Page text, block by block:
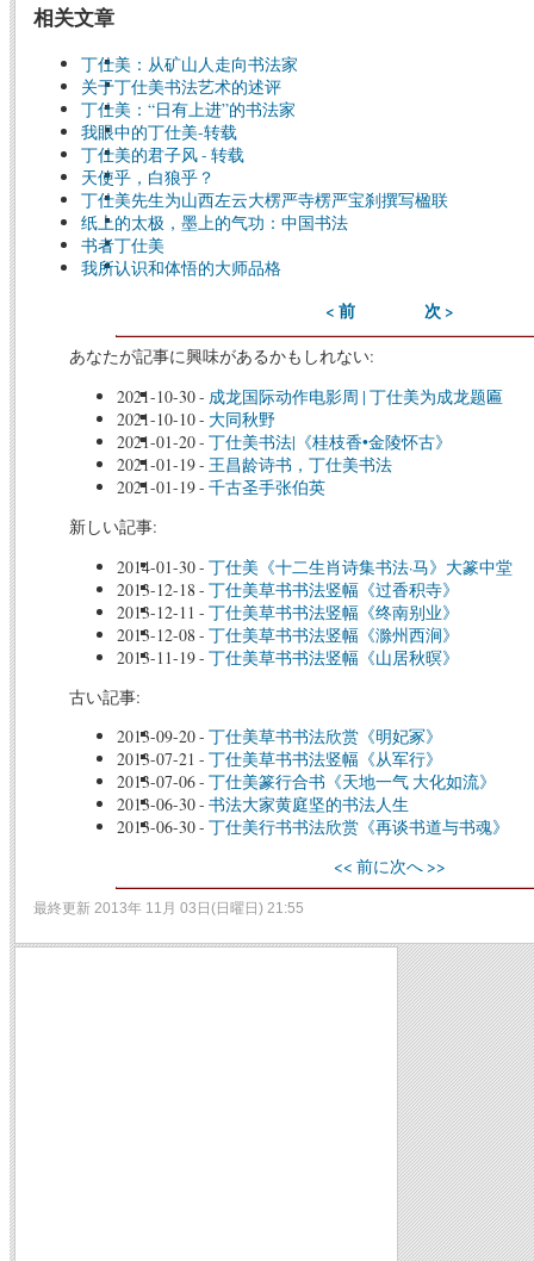
相关文章
丁仕美：从矿山人走向书法家
关于丁仕美书法艺术的述评
丁仕美：“日有上进”的书法家
我眼中的丁仕美-转载
丁仕美的君子风 - 转载
天使乎，白狼乎？
丁仕美先生为山西左云大楞严寺楞严宝刹撰写楹联
纸上的太极，墨上的气功：中国书法
书者丁仕美
我所认识和体悟的大师品格
< 前 次 >
あなたが記事に興味があるかもしれない:
2021-10-30- 成龙国际动作电影周 | 丁仕美为成龙题匾
2021-10-10- 大同秋野
2021-01-20- 丁仕美书法|《桂枝香•金陵怀古》
2021-01-19- 王昌龄诗书，丁仕美书法
2021-01-19- 千古圣手张伯英
新しい記事:
2014-01-30- 丁仕美《十二生肖诗集书法·马》大篆中堂
2013-12-18 - 丁仕美草书书法竖幅《过香积寺》
2013-12-11 - 丁仕美草书书法竖幅《终南别业》
2013-12-08 - 丁仕美草书书法竖幅《滁州西涧》
2013-11-19- 丁仕美草书书法竖幅《山居秋暝》
古い記事:
2013-09-20- 丁仕美草书书法欣赏《明妃冢》
2013-07-21 - 丁仕美草书书法竖幅《从军行》
2013-07-06- 丁仕美篆行合书《天地一气 大化如流》
2013-06-30- 书法大家黄庭坚的书法人生
2013-06-30- 丁仕美行书书法欣赏《再谈书道与书魂》
<< 前に次へ >>
最終更新 2013年 11月 03日(日曜日) 21:55